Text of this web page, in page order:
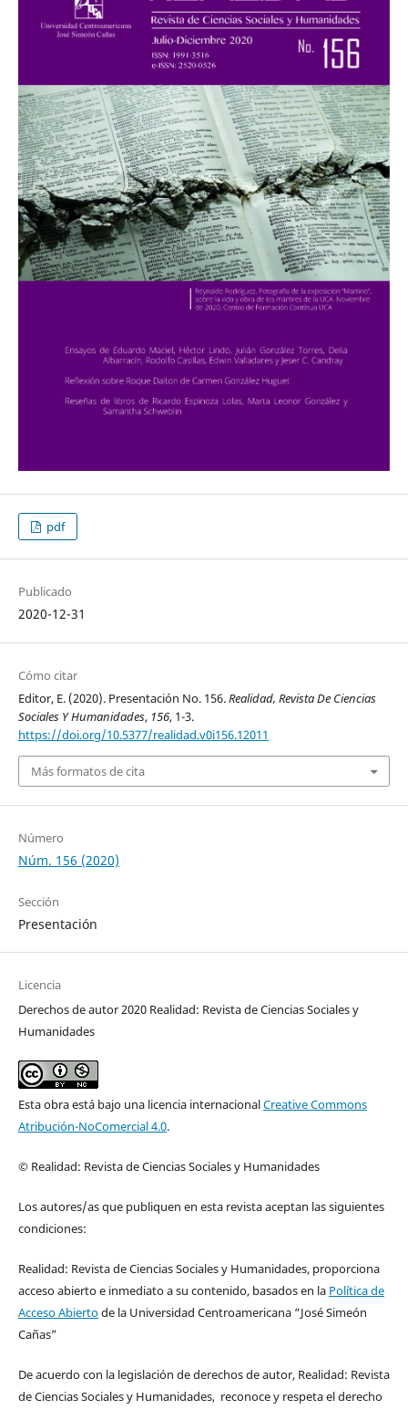
pdf
Publicado
2020-12-31
Cómo citar
Editor, E. (2020). Presentación No. 156.Realidad, Revista De Ciencias
Sociales Y Humanidades, 156, 1-3.
https://doi.org/10.5377/realidad.v0i156.12011
Más formatos de cita
Número
Núm. 156 (2020)
Sección
Presentación
Licencia
Derechos de autor 2020 Realidad: Revista de Ciencias Sociales y
Humanidades
Esta obra está bajo una licencia internacionalCreative Commons
Atribución-NoComercial 4.0.
© Realidad: Revista de Ciencias Sociales y Humanidades
Los autores/as que publiquen en esta revista aceptan las siguientes
condiciones:
Realidad: Revista de Ciencias Sociales y Humanidades, proporciona
acceso abierto e inmediato a su contenido, basados en la Política de
Acceso Abiertode la Universidad Centroamericana “José Simeón
Cañas”
De acuerdo con la legislación de derechos de autor, Realidad: Revista
de Ciencias Sociales y Humanidades, reconoce y respeta el derecho